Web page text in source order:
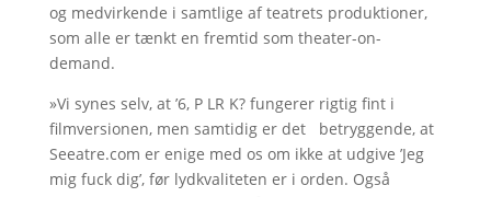
og medvirkende i samtlige af teatrets produktioner,
som alle er tænkt en fremtid som theater-on-
demand.
»Vi synes selv, at ’6, P LR K? fungerer rigtig fint i
filmversionen, men samtidig er det betryggende, at
Seeatre.com er enige med os om ikke at udgive ’Jeg
mig fuck dig’, før lydkvaliteten er i orden. Også